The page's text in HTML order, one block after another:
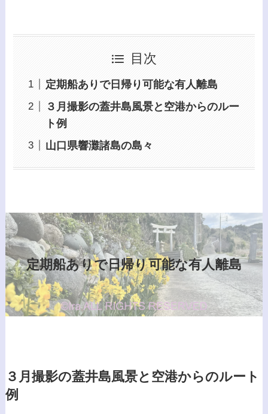
目次
定期船ありで日帰り可能な有人離島
３月撮影の蓋井島風景と空港からのルー
ト例
山口県響灘諸島の島々
定期船ありで日帰り可能な有人離島
３月撮影の蓋井島風景と空港からのルート
例